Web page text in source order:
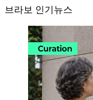
브라보 인기뉴스